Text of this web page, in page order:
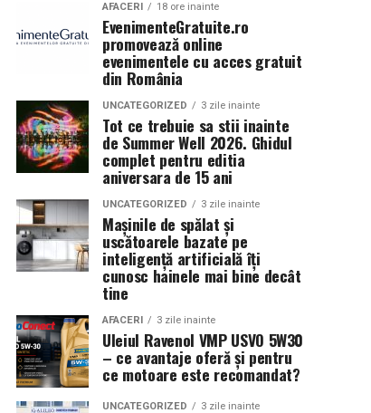
AFACERI 18 ore inainte
EvenimenteGratuite.ro
promovează online
evenimentele cu acces gratuit
din România
UNCATEGORIZED 3 zile inainte
Tot ce trebuie sa stii inainte
de Summer Well 2026. Ghidul
complet pentru editia
aniversara de 15 ani
UNCATEGORIZED 3 zile inainte
Mașinile de spălat și
uscătoarele bazate pe
inteligență artificială îți
cunosc hainele mai bine decât
tine
AFACERI 3 zile inainte
Uleiul Ravenol VMP USVO 5W30
– ce avantaje oferă și pentru
ce motoare este recomandat?
UNCATEGORIZED 3 zile inainte